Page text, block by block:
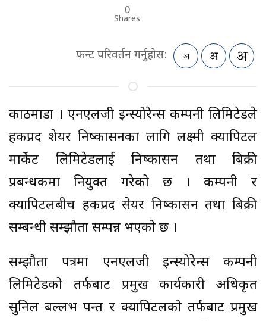
0
Shares
फन्ट परिवर्तन गर्नुहोस:
काठमाडौँ । एनएलजी इन्स्योरेन्स कम्पनी लिमिटेडले
हकप्रद शेयर निष्कासनका लागि लक्ष्मी क्यापिटल
मार्केट लिमिटेडलाई निष्कासन तथा बिक्री
प्रबन्धकमा नियुक्त गरेको छ । कम्पनी र
क्यापिटलबीच हकप्रद सेयर निष्कासन तथा बिक्री
सम्बन्धी सम्झौता सम्पन्न भएको छ ।
सम्झौता पत्रमा एनएलजी इन्स्योरेन्स कम्पनी
लिमिटेडको तर्फबाट प्रमुख कार्यकारी अधिकृत
सुनिल बल्लभ पन्त र क्यापिटलको तर्फबाट प्रमुख